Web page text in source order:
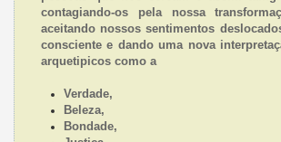
contagiando-os pela nossa
aceitando nossos sentimentos
consciente e dando uma nova
arquetipicos como a
Verdade,
Beleza,
Bondade,